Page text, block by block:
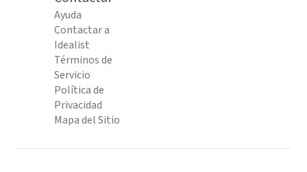
Ayuda
Contactar a
Idealist
Términos de
Servicio
Política de
Privacidad
Mapa del Sitio